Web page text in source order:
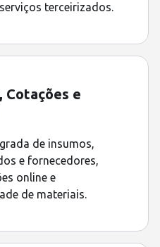
terceirizados.
Cotações e
de insumos,
e fornecedores,
online e
de materiais.